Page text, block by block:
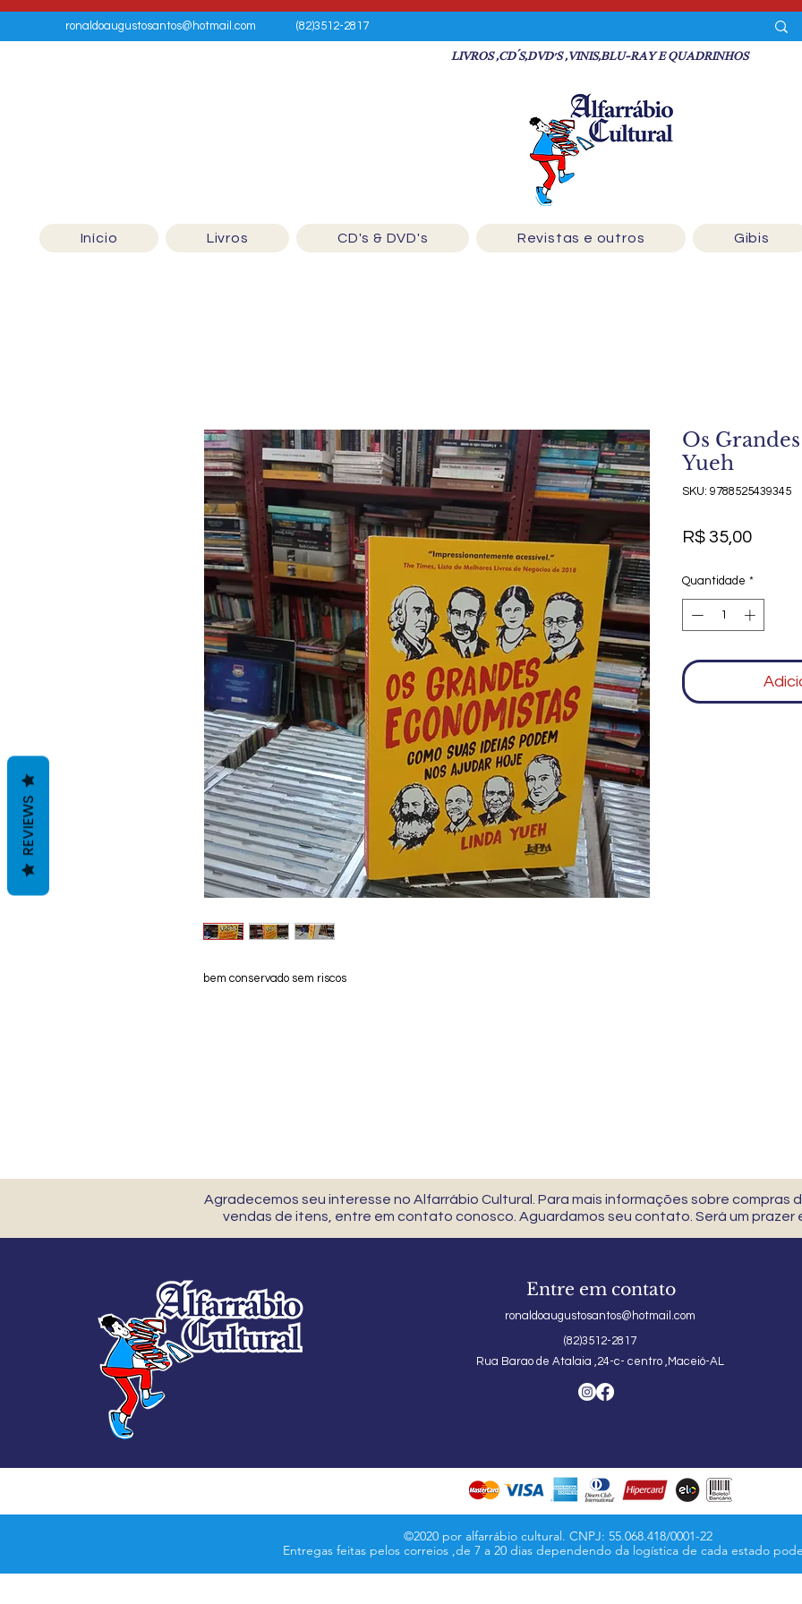
ronaldoaugustosantos@hotmail.com (82)3512-2817
LIVROS ,CD´S,DVD'S ,VINIS,BLU-RAY E QUADRINHOS
Início Livros CD's & DVD's Revistas e outros Gibis
bem conservado sem riscos
Os
Yueh
SKU: 9788525439345
R$ 35,00Preço
Quantidade *
Agradecemos seu interesse no Alfarrábio Cultural. Para mais informações sobre compras
vendas de itens, entre em contato conosco. Aguardamos seu contato. Será um prazer
Entre em contato
ronaldoaugustosantos@hotmail.com
(82)3512-2817
Rua Barao de Atalaia ,24-c- centro ,Maceió-AL
©2020 por alfarrábio cultural. CNPJ: 55.068.418/0001-22
Entregas feitas pelos correios ,de 7 a 20 dias dependendo da logística de cada estado
REVIEWS